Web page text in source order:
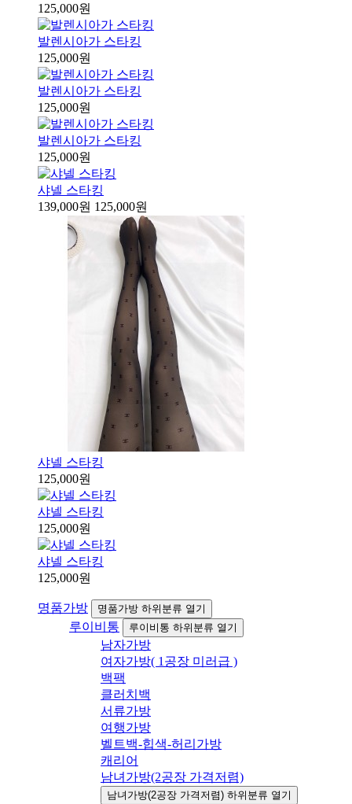
125,000원
발렌시아가 스타킹
125,000원
발렌시아가 스타킹
125,000원
발렌시아가 스타킹
125,000원
샤넬 스타킹
139,000원 125,000원
샤넬 스타킹
125,000원
샤넬 스타킹
125,000원
샤넬 스타킹
125,000원
명품가방 명품가방 하위분류 열기
루이비통 루이비통 하위분류 열기
남자가방
여자가방( 1공장 미러급 )
백팩
클러치백
서류가방
여행가방
벨트백-힙색-허리가방
캐리어
남녀가방(2공장 가격저렴)
남녀가방(2공장 가격저렴) 하위분류 열기